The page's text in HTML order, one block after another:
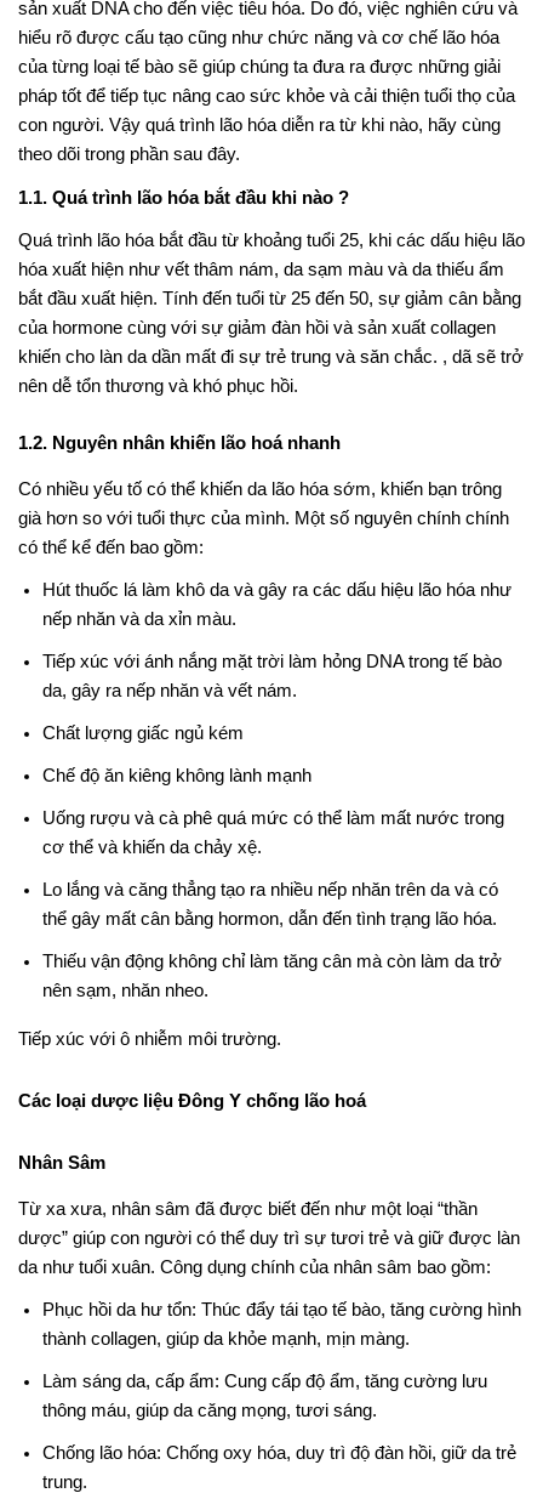
sản xuất DNA cho đến việc tiêu hóa. Do đó, việc nghiên cứu và
hiểu rõ được cấu tạo cũng như chức năng và cơ chế lão hóa
của từng loại tế bào sẽ giúp chúng ta đưa ra được những giải
pháp tốt để tiếp tục nâng cao sức khỏe và cải thiện tuổi thọ của
con người. Vậy quá trình lão hóa diễn ra từ khi nào, hãy cùng
theo dõi trong phần sau đây.
1.1. Quá trình lão hóa bắt đầu khi nào ?
Quá trình lão hóa bắt đầu từ khoảng tuổi 25, khi các dấu hiệu lão
hóa xuất hiện như vết thâm nám, da sạm màu và da thiếu ẩm
bắt đầu xuất hiện. Tính đến tuổi từ 25 đến 50, sự giảm cân bằng
của hormone cùng với sự giảm đàn hồi và sản xuất collagen
khiến cho làn da dần mất đi sự trẻ trung và săn chắc. , dã sẽ trở
nên dễ tổn thương và khó phục hồi.
1.2. Nguyên nhân khiến lão hoá nhanh
Có nhiều yếu tố có thể khiến da lão hóa sớm, khiến bạn trông
già hơn so với tuổi thực của mình. Một số nguyên chính chính
có thể kể đến bao gồm:
Hút thuốc lá làm khô da và gây ra các dấu hiệu lão hóa như
nếp nhăn và da xỉn màu.
Tiếp xúc với ánh nắng mặt trời làm hỏng DNA trong tế bào
da, gây ra nếp nhăn và vết nám.
Chất lượng giấc ngủ kém
Chế độ ăn kiêng không lành mạnh
Uống rượu và cà phê quá mức có thể làm mất nước trong
cơ thể và khiến da chảy xệ.
Lo lắng và căng thẳng tạo ra nhiều nếp nhăn trên da và có
thể gây mất cân bằng hormon, dẫn đến tình trạng lão hóa.
Thiếu vận động không chỉ làm tăng cân mà còn làm da trở
nên sạm, nhăn nheo.
Tiếp xúc với ô nhiễm môi trường.
Các loại dược liệu Đông Y chống lão hoá
Nhân Sâm
Từ xa xưa, nhân sâm đã được biết đến như một loại “thần
dược” giúp con người có thể duy trì sự tươi trẻ và giữ được làn
da như tuổi xuân. Công dụng chính của nhân sâm bao gồm:
Phục hồi da hư tổn: Thúc đẩy tái tạo tế bào, tăng cường hình
thành collagen, giúp da khỏe mạnh, mịn màng.
Làm sáng da, cấp ẩm: Cung cấp độ ẩm, tăng cường lưu
thông máu, giúp da căng mọng, tươi sáng.
Chống lão hóa: Chống oxy hóa, duy trì độ đàn hồi, giữ da trẻ
trung.